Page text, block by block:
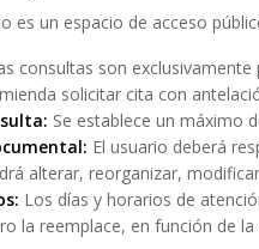
es un espacio de acceso
consultas son exclusivamente
solicitar cita con
Se establece un máximo
El usuario deberá
alterar, reorganizar,
Los días y horarios de
la reemplace, en función de